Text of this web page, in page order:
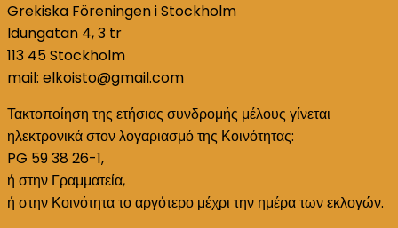
Grekiska Föreningen i Stockholm
Idungatan 4, 3 tr
113 45 Stockholm
mail: elkoisto@gmail.com
Τακτοποίηση της ετήσιας συνδρομής μέλους γίνεται
ηλεκτρονικά στον λογαριασμό της Κοινότητας:
PG 59 38 26-1,
ή στην Γραμματεία,
ή στην Κοινότητα το αργότερο μέχρι την ημέρα των εκλογών.